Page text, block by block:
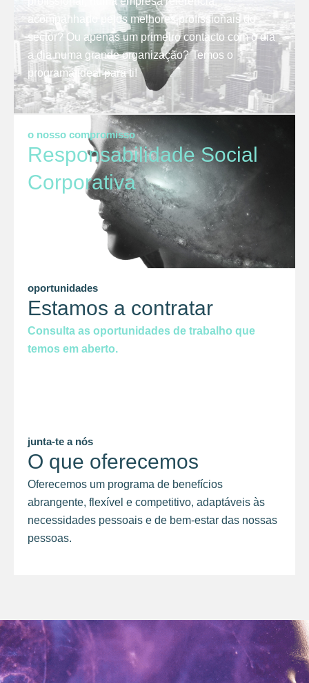
acompanhado pelos melhores profissionais do
sector? Ou apenas um primeiro contacto com o dia
a dia numa grande organização? Temos o
programa ideal para ti!
o nosso compromisso
Responsabilidade Social
Corporativa
oportunidades
Estamos a contratar
Consulta as oportunidades de trabalho que
temos em aberto.
junta-te a nós
O que oferecemos
Oferecemos um programa de benefícios
abrangente, flexível e competitivo, adaptáveis às
necessidades pessoais e de bem-estar das nossas
pessoas.